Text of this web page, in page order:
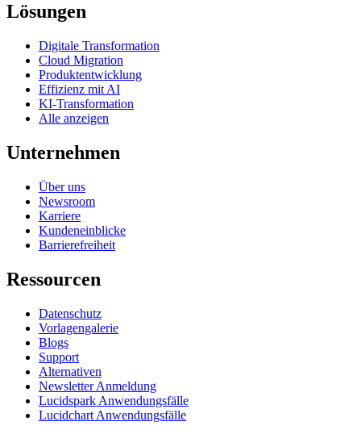
Lösungen
Digitale Transformation
Cloud Migration
Produktentwicklung
Effizienz mit AI
KI-Transformation
Alle anzeigen
Unternehmen
Über uns
Newsroom
Karriere
Kundeneinblicke
Barrierefreiheit
Ressourcen
Datenschutz
Vorlagengalerie
Blogs
Support
Alternativen
Newsletter Anmeldung
Lucidspark Anwendungsfälle
Lucidchart Anwendungsfälle